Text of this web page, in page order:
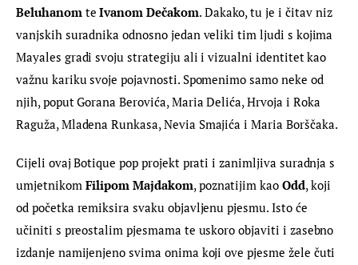
Beluhanom te Ivanom Dečakom. Dakako, tu je i čitav niz
vanjskih suradnika odnosno jedan veliki tim ljudi s kojima
Mayales gradi svoju strategiju ali i vizualni identitet kao
važnu kariku svoje pojavnosti. Spomenimo samo neke od
njih, poput Gorana Berovića, Maria Delića, Hrvoja i Roka
Raguža, Mladena Runkasa, Nevia Smajića i Maria Borščaka.
Cijeli ovaj Botique pop projekt prati i zanimljiva suradnja s
umjetnikom Filipom Majdakom, poznatijim kao Odd, koji
od početka remiksira svaku objavljenu pjesmu. Isto će
učiniti s preostalim pjesmama te uskoro objaviti i zasebno
izdanje namijenjeno svima onima koji ove pjesme žele čuti